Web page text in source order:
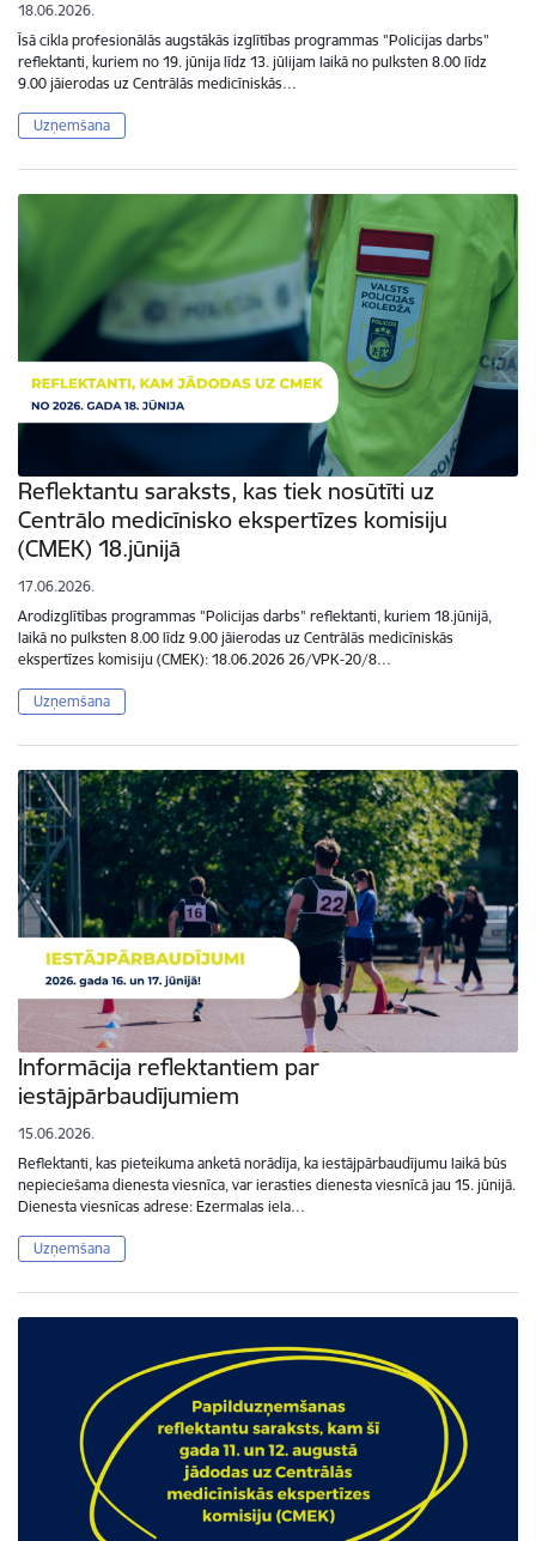
18.06.2026.
Īsā cikla profesionālās augstākās izglītības programmas "Policijas darbs"
reflektanti, kuriem no 19. jūnija līdz 13. jūlijam laikā no pulksten 8.00 līdz
9.00 jāierodas uz Centrālās medicīniskās…
Uzņemšana
Reflektantu saraksts, kas tiek nosūtīti uz
Centrālo medicīnisko ekspertīzes komisiju
(CMEK) 18.jūnijā
17.06.2026.
Arodizglītības programmas "Policijas darbs" reflektanti, kuriem 18.jūnijā,
laikā no pulksten 8.00 līdz 9.00 jāierodas uz Centrālās medicīniskās
ekspertīzes komisiju (CMEK): 18.06.2026 26/VPK-20/8…
Uzņemšana
Informācija reflektantiem par
iestājpārbaudījumiem
15.06.2026.
Reflektanti, kas pieteikuma anketā norādīja, ka iestājpārbaudījumu laikā būs
nepieciešama dienesta viesnīca, var ierasties dienesta viesnīcā jau 15. jūnijā.
Dienesta viesnīcas adrese: Ezermalas iela…
Uzņemšana